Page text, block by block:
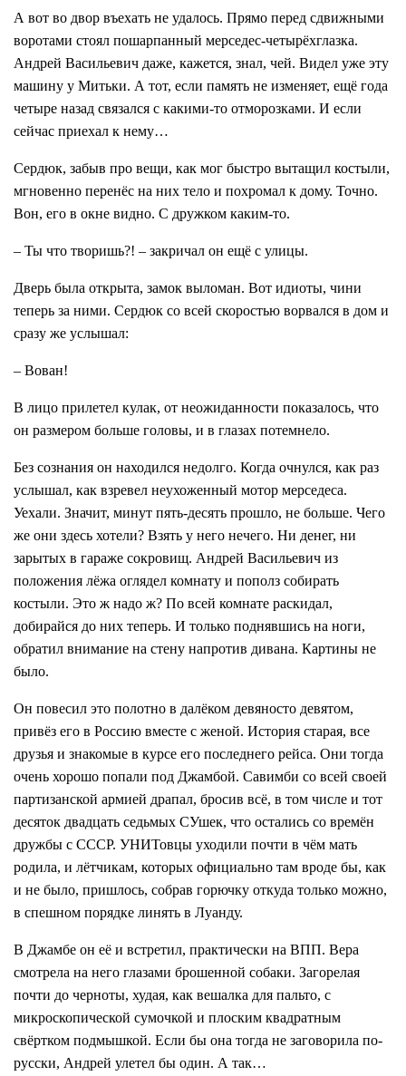
А вот во двор въехать не удалось. Прямо перед сдвижными
воротами стоял пошарпанный мерседес-четырёхглазка.
Андрей Васильевич даже, кажется, знал, чей. Видел уже эту
машину у Митьки. А тот, если память не изменяет, ещё года
четыре назад связался с какими-то отморозками. И если
сейчас приехал к нему…
Сердюк, забыв про вещи, как мог быстро вытащил костыли,
мгновенно перенёс на них тело и похромал к дому. Точно.
Вон, его в окне видно. С дружком каким-то.
– Ты что творишь?! – закричал он ещё с улицы.
Дверь была открыта, замок выломан. Вот идиоты, чини
теперь за ними. Сердюк со всей скоростью ворвался в дом и
сразу же услышал:
– Вован!
В лицо прилетел кулак, от неожиданности показалось, что
он размером больше головы, и в глазах потемнело.
Без сознания он находился недолго. Когда очнулся, как раз
услышал, как взревел неухоженный мотор мерседеса.
Уехали. Значит, минут пять-десять прошло, не больше. Чего
же они здесь хотели? Взять у него нечего. Ни денег, ни
зарытых в гараже сокровищ. Андрей Васильевич из
положения лёжа оглядел комнату и пополз собирать
костыли. Это ж надо ж? По всей комнате раскидал,
добирайся до них теперь. И только поднявшись на ноги,
обратил внимание на стену напротив дивана. Картины не
было.
Он повесил это полотно в далёком девяносто девятом,
привёз его в Россию вместе с женой. История старая, все
друзья и знакомые в курсе его последнего рейса. Они тогда
очень хорошо попали под Джамбой. Савимби со всей своей
партизанской армией драпал, бросив всё, в том числе и тот
десяток двадцать седьмых СУшек, что остались со времён
дружбы с СССР. УНИТовцы уходили почти в чём мать
родила, и лётчикам, которых официально там вроде бы, как
и не было, пришлось, собрав горючку откуда только можно,
в спешном порядке линять в Луанду.
В Джамбе он её и встретил, практически на ВПП. Вера
смотрела на него глазами брошенной собаки. Загорелая
почти до черноты, худая, как вешалка для пальто, с
микроскопической сумочкой и плоским квадратным
свёртком подмышкой. Если бы она тогда не заговорила по-
русски, Андрей улетел бы один. А так…